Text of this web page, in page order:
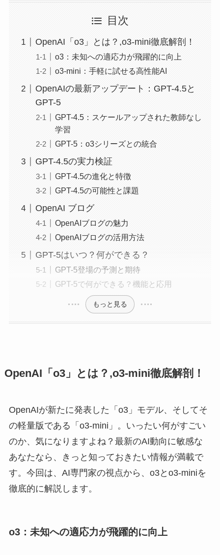
目次
OpenAI「o3」とは？,o3-mini徹底解剖！
o3：未知への適応力が飛躍的に向上
o3-mini：手軽に試せる高性能AI
OpenAIの最新アップデート：GPT-4.5と
GPT-5
GPT-4.5：スケールアップされた教師なし
学習
GPT-5：o3シリーズとの統合
GPT-4.5の実力検証
GPT-4.5の進化と特徴
GPT-4.5の可能性と課題
OpenAI ブログ
OpenAIブログの魅力
OpenAIブログの活用方法
GPT-5はいつ？何ができる？
GPT-5登場の予測と期待
GPT-5で何ができる？機能と応用
もっと見る
OpenAI「o3」とは？,o3-mini徹底解剖！
OpenAIが新たに発表した「o3」モデル、そしてそ
の軽量版である「o3-mini」。いったい何がすごい
のか、気になりますよね？最新のAI動向に敏感な
あなたなら、きっと知っておきたい情報が満載で
す。今回は、AI専門家の視点から、o3とo3-miniを
徹底的に解説します。
o3：未知への適応力が飛躍的に向上